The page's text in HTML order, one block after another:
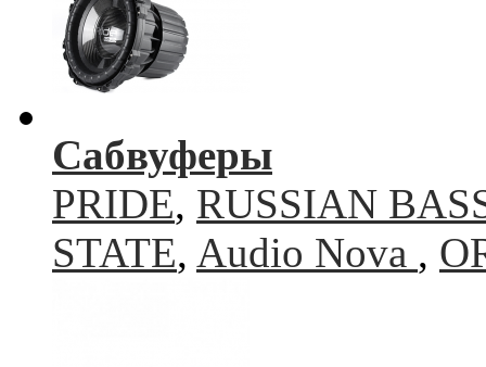
Сабвуферы
PRIDE, RUSSIAN
STATE, Audio Nova ,